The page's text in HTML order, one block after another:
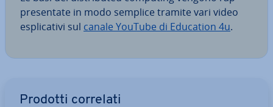
pre­sen­ta­te in modo semplice tramite vari video
espli­ca­ti­vi sul canale YouTube di Education 4u.
Prodotti correlati